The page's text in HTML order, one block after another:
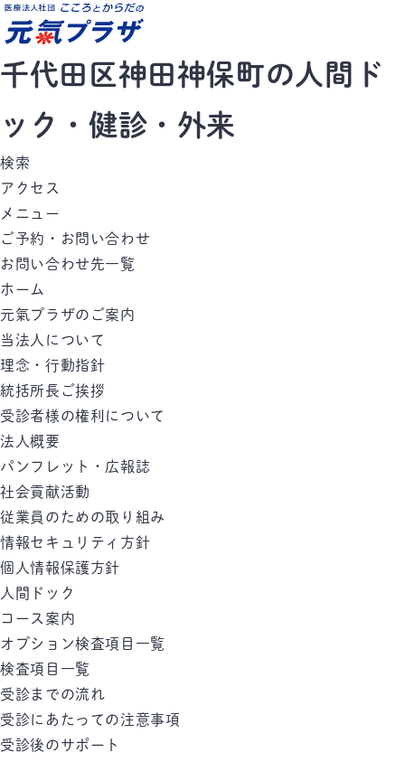
千代田区神田神保町の人間ド
ック・健診・外来
検索
アクセス
メニュー
ご予約・お問い合わせ
お問い合わせ先一覧
ホーム
元氣プラザのご案内
当法人について
理念・行動指針
統括所長ご挨拶
受診者様の権利について
法人概要
パンフレット・広報誌
社会貢献活動
従業員のための取り組み
情報セキュリティ方針
個人情報保護方針
人間ドック
コース案内
オプション検査項目一覧
検査項目一覧
受診までの流れ
受診にあたっての注意事項
受診後のサポート